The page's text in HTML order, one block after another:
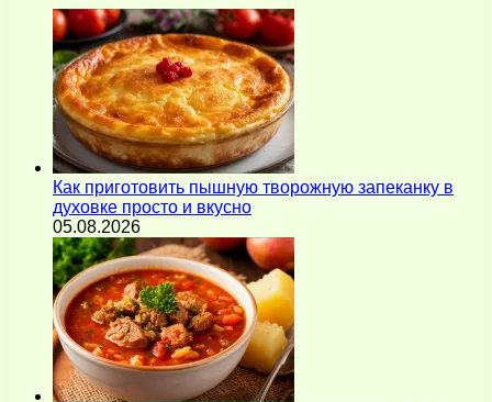
Как приготовить пышную творожную запеканку в
духовке просто и вкусно
05.08.2026